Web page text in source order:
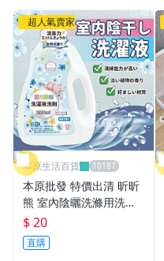
超人氣賣家
本原生活百貨
本原批發 特價出清 昕昕
熊 室內陰曬洗滌用洗劑
2000ml🌻防臭 芳香洗衣
精 洗衣精 室內洗衣精 除
臭 CY168
$ 20
直購